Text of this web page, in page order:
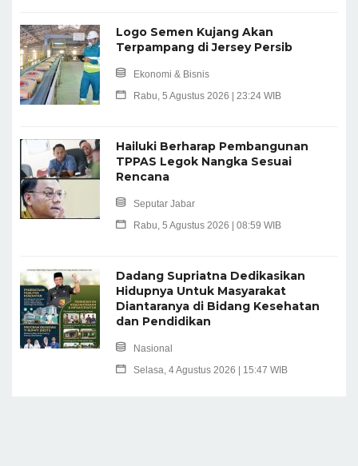
Logo Semen Kujang Akan
Terpampang di Jersey Persib
Ekonomi & Bisnis
Rabu, 5 Agustus 2026 | 23:24 WIB
Hailuki Berharap Pembangunan
TPPAS Legok Nangka Sesuai
Rencana
Seputar Jabar
Rabu, 5 Agustus 2026 | 08:59 WIB
Dadang Supriatna Dedikasikan
Hidupnya Untuk Masyarakat
Diantaranya di Bidang Kesehatan
dan Pendidikan
Nasional
Selasa, 4 Agustus 2026 | 15:47 WIB